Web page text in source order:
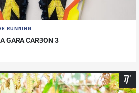
RUNNING
GARA CARBON 3